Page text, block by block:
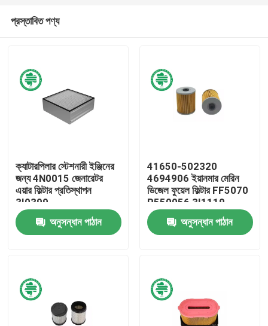
পণ্য
প্রস্তাবিত পণ্য
ক্যাটারপিলার স্টেশনারী ইঞ্জিনের
জন্য 4N0015 জেনারেটর
এয়ার ফিল্টার প্রতিস্থাপন
3I0399
অনুসন্ধান পাঠান
41650-502320
4694906 ইয়ানমার মেরিন
ডিজেল ফুয়েল ফিল্টার FF5070
P550056 3I1119
ME021101 ME023754
অনুসন্ধান পাঠান